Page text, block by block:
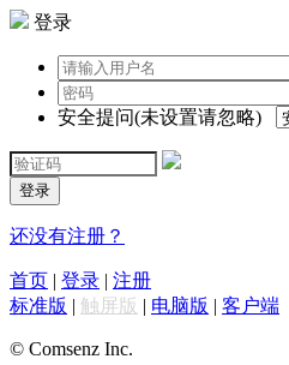
登录
安全提问(未设置请忽略)
登录
还没有注册？
首页 | 登录 | 注册
标准版 | 触屏版 | 电脑版 | 客户端
© Comsenz Inc.